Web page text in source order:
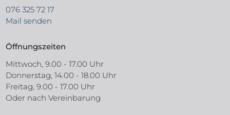
076 325 72 17
Mail senden
Öffnungszeiten
Mittwoch, 9.00 - 17.00 Uhr
Donnerstag, 14.00 - 18.00 Uhr
Freitag, 9.00 - 17.00 Uhr
Oder nach Vereinbarung